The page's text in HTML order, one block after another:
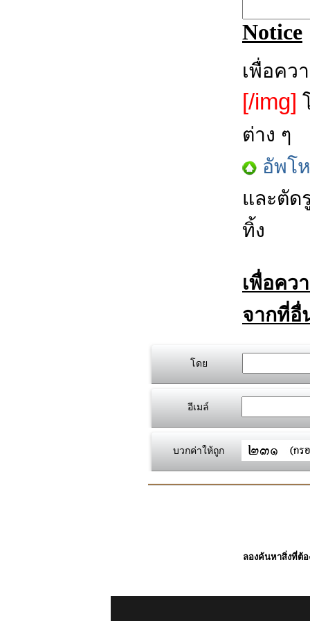
Notice
เพื่อคว
[/img]
ต่าง ๆ
อัพโ
และตัด
ทิ้ง
เพื่อคว
จากที่อื่
โดย
อีเมล์
บวกค่าให้ถูก
ลองค้นหาสิ่งที่ต้อ